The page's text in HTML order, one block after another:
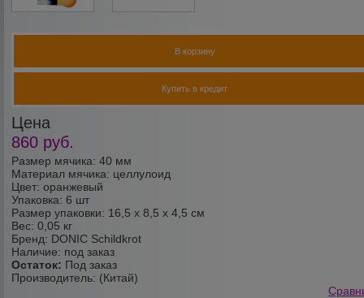
Размер мячика: 40 мм
Материал мячика: целлулоид
Цвет: оранжевый
Упаковка: 6 шт
Размер упаковки: 16,5 х 8,5 х 4,5 см
Вес: 0,05 кг
Бренд: DONIC Schildkrot
Наличие: под заказ
Остаток: Под заказ
Производитель: (Китай)
Цена
860 руб.
В корзину
Купить в кредит